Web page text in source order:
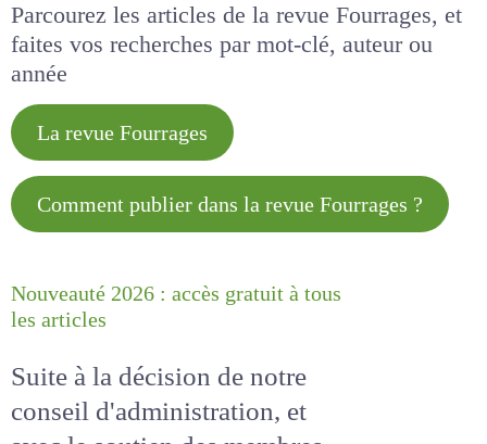
Parcourez les articles de la revue Fourrages, et
faites vos recherches par mot-clé, auteur ou
année
La revue Fourrages
Comment publier dans la revue
Nouveauté 2026 : accès gratuit à
Suite à la décision de notre